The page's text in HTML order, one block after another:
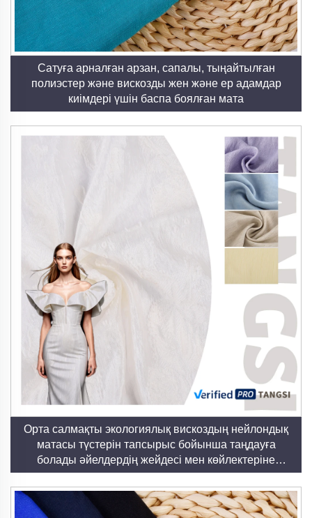
жаңа жобалауларды арттыратын сәнді жылтырлық
ұсынады.
2. Тыныс алу қабілеті мен ылғалдылықты
басқару
Олардың жібек тәрізді көрінісіне қарамастан,
районда тамаша тыныс алу қабілеті мен
ылғалдылықты тартып алу қасиеттері бар.
Талшықтың табиғи целлюлозалық құрамы ауаның
айналуына жол ашады және ылғалды тиімді
сіңіреді, әртүрлі климаттық жағдайларда
ыңғайлылықты қамтамасыз етеді. Бұл біздің район
мата түрлерін жылы киімдер үшін де, сонымен
қатар басқа мақсаттар үшін де қолдануға болады.
3. Қоршаған ортаны қорғау тұрақтылығы
Біздің алындарымызды өндіруде сертификатталған
тұрақты ағаш қағаз көздерін және қоршаған
ортаның әсерін азайтатын тұйықталған өндіріс
процесстерін қолданамыз. Біздің GRS (Global
Recycled Standard) және OEKO-TEX
сертификаттары біздің алын мата түрлерінің қатаң
экологиялық және қауіпсіздік стандарттарына
сәйкес келетінін және жауапкершілікті сән мен
мата өндірісін қолдайтынын қамтамасыз етеді.
4. Дизайн қолдануларындағы көпшілдік
Сатуға арналған арзан, сапалы, тыңайтылған
полиэстер және вискозды жен және ер адамдар
киімдері үшін баспа боялған мата
Орта салмақты экологиялық вискоздың нейлондық
матасы түстерін тапсырыс бойынша таңдауға
болады әйелдердің жейдесі мен көйлектеріне
арналған жіңішке тоқыма техникасы